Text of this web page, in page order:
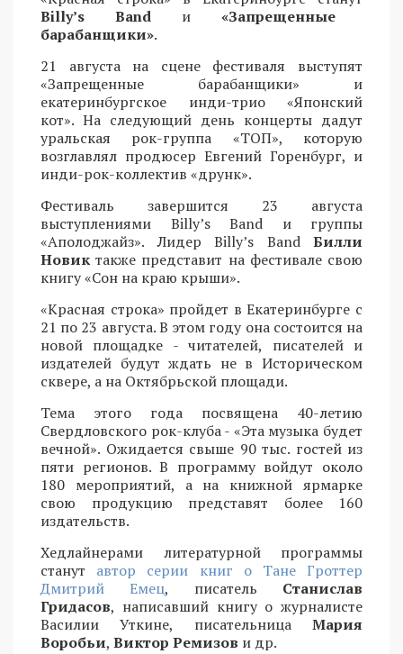
Billy’s Band и «Запрещенные
барабанщики».
21 августа на сцене фестиваля выступят
«Запрещенные барабанщики» и
екатеринбургское инди-трио «Японский
кот». На следующий день концерты дадут
уральская рок-группа «ТОП», которую
возглавлял продюсер Евгений Горенбург, и
инди-рок-коллектив «друнк».
Фестиваль завершится 23 августа
выступлениями Billy’s Band и группы
«Аполоджайз». Лидер Billy’s Band Билли
Новик также представит на фестивале свою
книгу «Сон на краю крыши».
«Красная строка» пройдет в Екатеринбурге с
21 по 23 августа. В этом году она состоится на
новой площадке - читателей, писателей и
издателей будут ждать не в Историческом
сквере, а на Октябрьской площади.
Тема этого года посвящена 40-летию
Свердловского рок-клуба - «Эта музыка будет
вечной». Ожидается свыше 90 тыс. гостей из
пяти регионов. В программу войдут около
180 мероприятий, а на книжной ярмарке
свою продукцию представят более 160
издательств.
Хедлайнерами литературной программы
станут автор серии книг о Тане Гроттер
Дмитрий Емец, писатель Станислав
Гридасов, написавший книгу о журналисте
Василии Уткине, писательница Мария
Воробьи, Виктор Ремизов и др.